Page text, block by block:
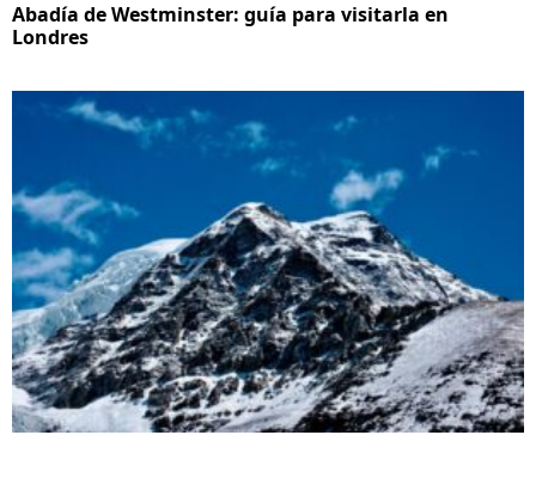
Abadía de Westminster: guía para visitarla en
Londres